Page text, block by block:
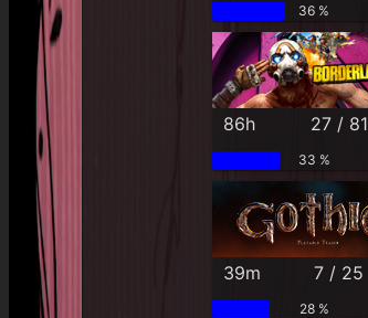
36 %
86h 27 / 81
33 %
39m 7 / 25
28 %